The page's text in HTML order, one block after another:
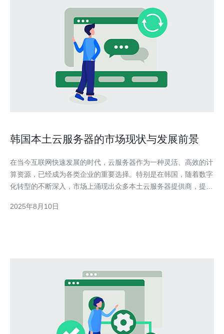
韩国本土云服务器的市场现状与发展前景
在当今互联网快速发展的时代，云服务器作为一种灵活、高效的计
算资源，已经成为各类企业的重要选择。特别是在韩国，随着数字
化转型的不断深入，市场上涌现出众多本土云服务器提供商，提供
往希望找到最佳、最便宜的方案，以满足自身的需求。而本文将深
2025年8月10日